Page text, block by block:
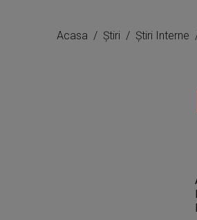
Acasa Știri Știri Interne